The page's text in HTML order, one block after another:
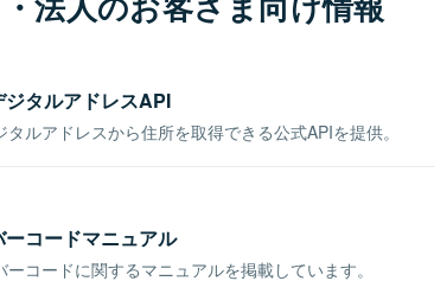
タルアドレスAPI
ルアドレスから住所を取得できる公式APIを提供。
コードマニュアル
コードに関するマニュアルを掲載しています。